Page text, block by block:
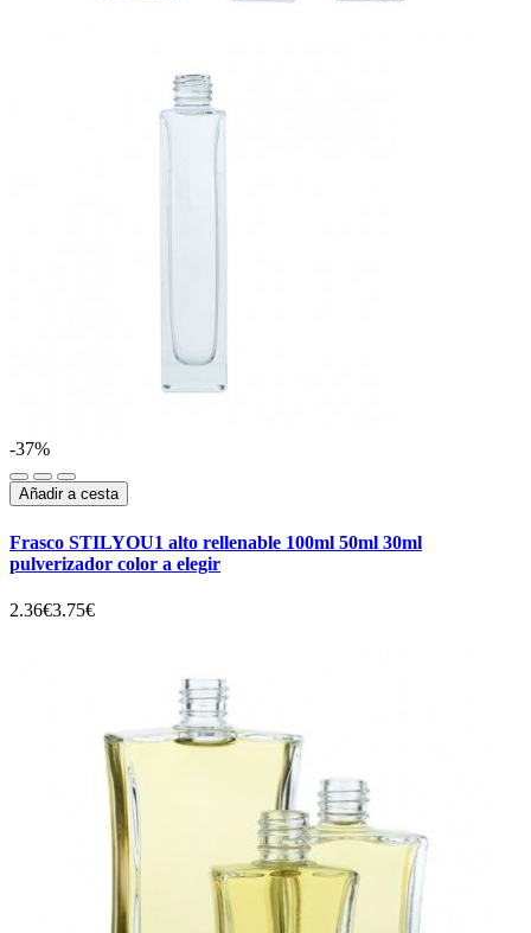
-37%
Añadir a cesta
Frasco STILYOU1 alto rellenable 100ml 50ml 30ml
pulverizador color a elegir
2.36€3.75€